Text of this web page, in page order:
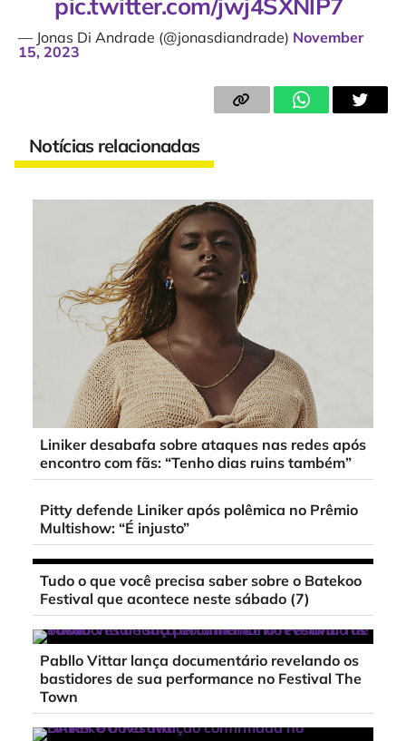
— Jonas Di Andrade (@jonasdiandrade) November
15, 2023
Notícias relacionadas
Liniker desabafa sobre ataques nas redes após
encontro com fãs: “Tenho dias ruins também”
Pitty defende Liniker após polêmica no Prêmio
Multishow: “É injusto”
Tudo o que você precisa saber sobre o Batekoo
Festival que acontece neste sábado (7)
Pabllo Vittar lança documentário revelando os
bastidores de sua performance no Festival The
Town